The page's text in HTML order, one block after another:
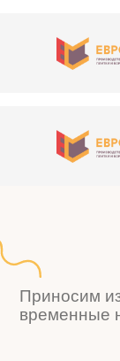
Приносим
временные